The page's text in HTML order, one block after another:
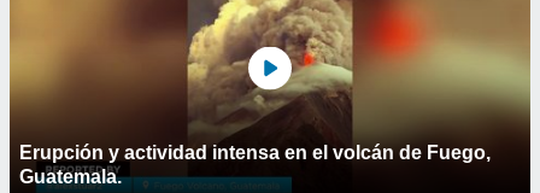
Erupción y actividad intensa en el volcán de Fuego,
Guatemala.